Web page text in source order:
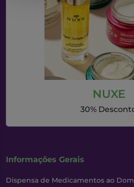
NUXE
30%
Informações Gerais
Dispensa de Medicamentos ao